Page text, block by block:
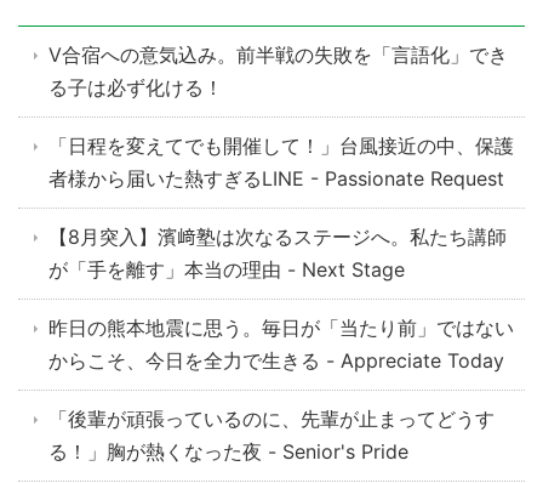
V合宿への意気込み。前半戦の失敗を「言語化」でき
る子は必ず化ける！
「日程を変えてでも開催して！」台風接近の中、保護
者様から届いた熱すぎるLINE - Passionate Request
【8月突入】濱﨑塾は次なるステージへ。私たち講師
が「手を離す」本当の理由 - Next Stage
昨日の熊本地震に思う。毎日が「当たり前」ではない
からこそ、今日を全力で生きる - Appreciate Today
「後輩が頑張っているのに、先輩が止まってどうす
る！」胸が熱くなった夜 - Senior's Pride